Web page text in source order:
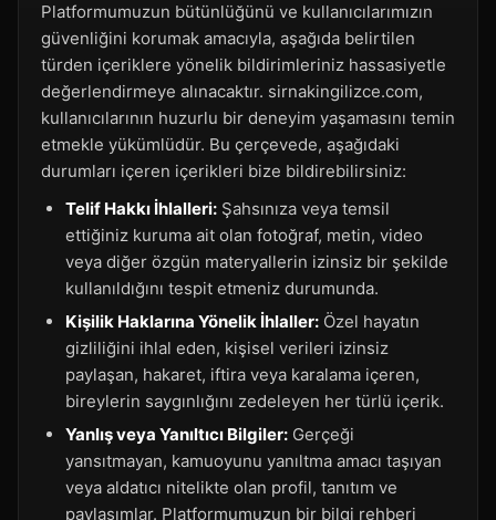
Platformumuzun bütünlüğünü ve kullanıcılarımızın
güvenliğini korumak amacıyla, aşağıda belirtilen
türden içeriklere yönelik bildirimleriniz hassasiyetle
değerlendirmeye alınacaktır. sirnakingilizce.com,
kullanıcılarının huzurlu bir deneyim yaşamasını temin
etmekle yükümlüdür. Bu çerçevede, aşağıdaki
durumları içeren içerikleri bize bildirebilirsiniz:
Telif Hakkı İhlalleri: Şahsınıza veya temsil
ettiğiniz kuruma ait olan fotoğraf, metin, video
veya diğer özgün materyallerin izinsiz bir şekilde
kullanıldığını tespit etmeniz durumunda.
Kişilik Haklarına Yönelik İhlaller: Özel hayatın
gizliliğini ihlal eden, kişisel verileri izinsiz
paylaşan, hakaret, iftira veya karalama içeren,
bireylerin saygınlığını zedeleyen her türlü içerik.
Yanlış veya Yanıltıcı Bilgiler: Gerçeği
yansıtmayan, kamuoyunu yanıltma amacı taşıyan
veya aldatıcı nitelikte olan profil, tanıtım ve
paylaşımlar. Platformumuzun bir bilgi rehberi